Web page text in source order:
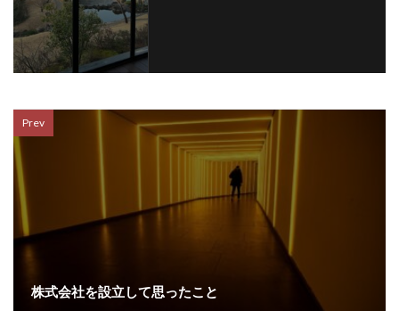
Prev
株式会社を設立して思ったこと